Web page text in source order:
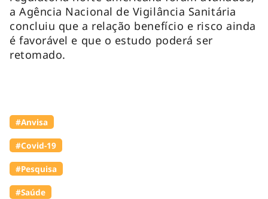
a Agência Nacional de Vigilância Sanitária
concluiu que a relação benefício e risco ainda
é favorável e que o estudo poderá ser
retomado.
#Anvisa
#Covid-19
#Pesquisa
#Saúde